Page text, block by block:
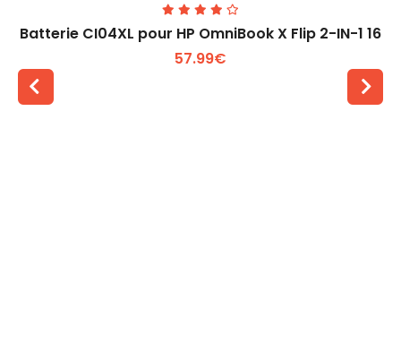
Batterie CI04XL pour HP OmniBook X Flip 2-IN-1 16
57.99€